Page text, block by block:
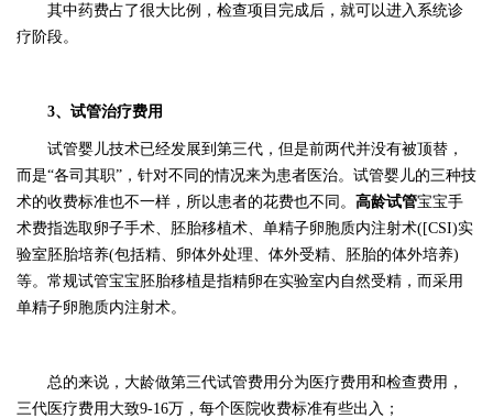
其中药费占了很大比例，检查项目完成后，就可以进入系统诊
疗阶段。
3、试管治疗费用
试管婴儿技术已经发展到第三代，但是前两代并没有被顶替，
而是“各司其职”，针对不同的情况来为患者医治。试管婴儿的三种技
术的收费标准也不一样，所以患者的花费也不同。 高龄试管宝宝手
术费指选取卵子手术、胚胎移植术、单精子卵胞质内注射术([CSI)实
验室胚胎培养(包括精、卵体外处理、体外受精、胚胎的体外培养)
等。常规试管宝宝胚胎移植是指精卵在实验室内自然受精，而采用
单精子卵胞质内注射术。
总的来说， 大龄做第三代试管费用分为 医疗费用和检查费用 ，
三代医疗费用大致9-16万，每个医院收费标准有些出入；